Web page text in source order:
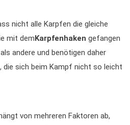
nicht alle Karpfen die gleiche
mit demKarpfenhaken gefangen
andere und benötigen daher
die sich beim Kampf nicht so leicht
von mehreren Faktoren ab,